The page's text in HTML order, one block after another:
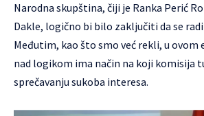
Narodna skupština, čiji je Ranka Perić
Dakle, logično bi bilo zaključiti da se
Međutim, kao što smo već rekli, u
nad logikom ima način na koji komisija
sprečavanju sukoba interesa.